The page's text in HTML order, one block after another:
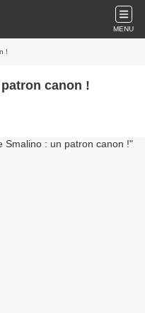
MENU
!
canon !